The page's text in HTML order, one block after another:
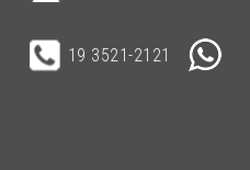
19 3521-2121